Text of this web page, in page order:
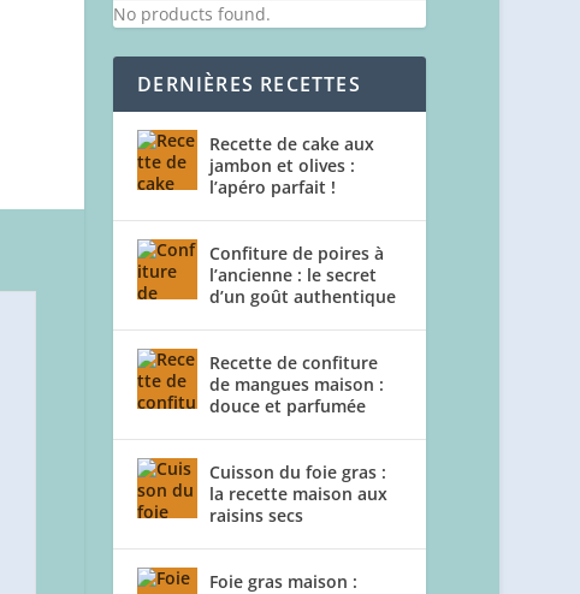
No products found.
DERNIÈRES RECETTES
Recette de cake aux
jambon et olives :
l’apéro parfait !
Confiture de poires à
l’ancienne : le secret
d’un goût authentique
Recette de confiture
de mangues maison :
douce et parfumée
Cuisson du foie gras :
la recette maison aux
raisins secs
Foie gras maison :